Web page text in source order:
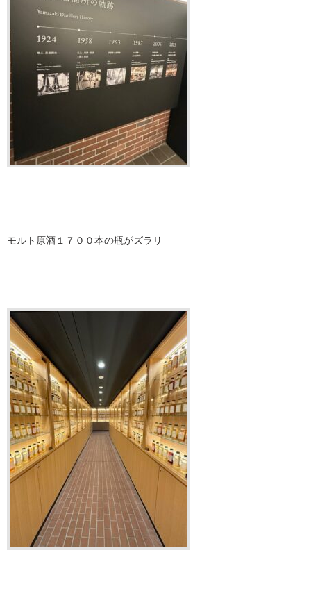
モルト原酒１７００本の瓶がズラリ